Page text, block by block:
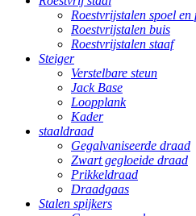
Roestvrijstalen spoel en
Roestvrijstalen buis
Roestvrijstalen staaf
Steiger
Verstelbare steun
Jack Base
Loopplank
Kader
staaldraad
Gegalvaniseerde draad
Zwart gegloeide draad
Prikkeldraad
Draadgaas
Stalen spijkers